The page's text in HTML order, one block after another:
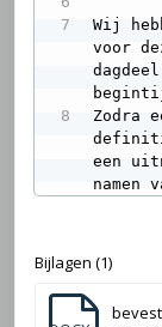
Wij
voor
Zodra
een
namen
Bijlagen (1)